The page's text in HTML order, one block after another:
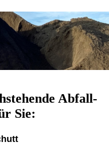
Abfall-
Sie: